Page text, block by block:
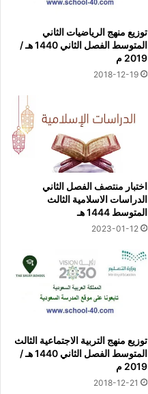
توزيع منهج الرياضيات الثاني
المتوسط الفصل الثاني 1440 هـ /
2019 م
2018-12-19
اختبار منتصف الفصل الثاني
الدراسات الاسلامية الثالث
المتوسط 1444 هـ
2023-01-12
توزيع منهج التربية الاجتماعية الثالث
المتوسط الفصل الثاني 1440 هـ /
2019 م
2018-12-21